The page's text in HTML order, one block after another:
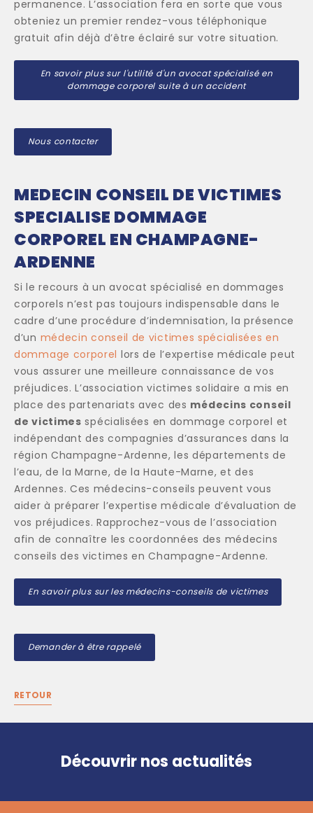
permanence. L’association fera en sorte que vous
obteniez un premier rendez-vous téléphonique
gratuit afin déjà d’être éclairé sur votre situation.
En savoir plus sur l'utilité d'un avocat spécialisé en
dommage corporel suite à un accident
Nous contacter
MEDECIN CONSEIL DE VICTIMES
SPECIALISE DOMMAGE
CORPOREL EN CHAMPAGNE-
ARDENNE
Si le recours à un avocat spécialisé en dommages
corporels n’est pas toujours indispensable dans le
cadre d’une procédure d’indemnisation, la présence
d’un médecin conseil de victimes spécialisées en
dommage corporel lors de l’expertise médicale peut
vous assurer une meilleure connaissance de vos
préjudices. L’association victimes solidaire a mis en
place des partenariats avec des médecins conseil
de victimes spécialisées en dommage corporel et
indépendant des compagnies d’assurances dans la
région Champagne-Ardenne, les départements de
l’eau, de la Marne, de la Haute-Marne, et des
Ardennes. Ces médecins-conseils peuvent vous
aider à préparer l’expertise médicale d’évaluation de
vos préjudices. Rapprochez-vous de l’association
afin de connaître les coordonnées des médecins
conseils des victimes en Champagne-Ardenne.
En savoir plus sur les médecins-conseils de victimes
Demander à être rappelé
RETOUR
Découvrir nos actualités